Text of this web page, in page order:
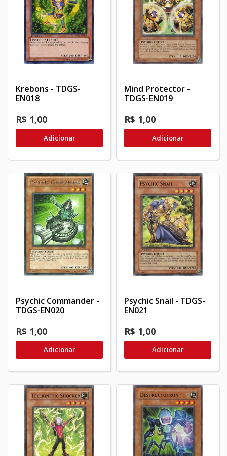
Krebons - TDGS-
EN018
R$ 1,00
Adicionar
Mind Protector -
TDGS-EN019
R$ 1,00
Adicionar
Psychic Commander -
TDGS-EN020
R$ 1,00
Adicionar
Psychic Snail - TDGS-
EN021
R$ 1,00
Adicionar